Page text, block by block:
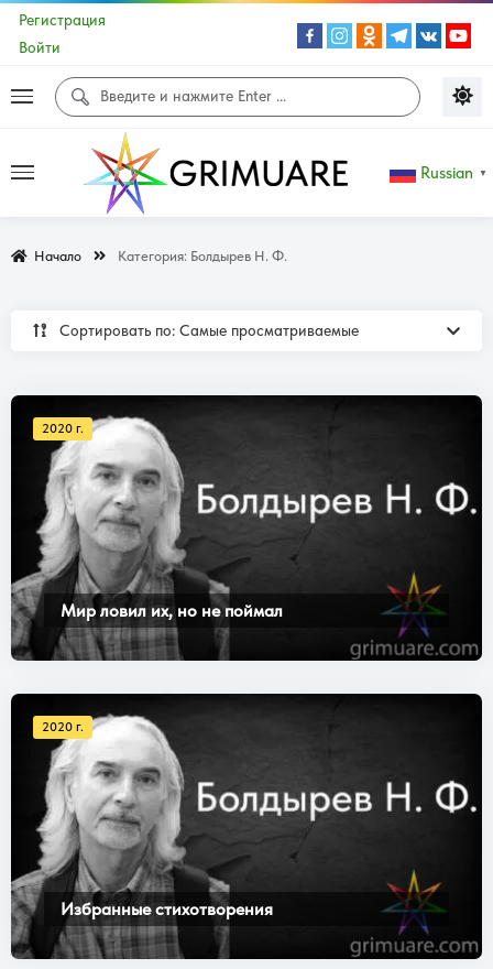
Регистрация
Войти
Russian ▼
Начало Категория: Болдырев Н. Ф.
Сортировать по: Самые просматриваемые
2020 г.
Мир ловил их, но не поймал
2020 г.
Избранные стихотворения